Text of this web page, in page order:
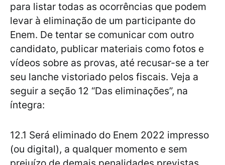
para listar todas as ocorrências que podem
levar à eliminação de um participante do
Enem. De tentar se comunicar com outro
candidato, publicar materiais como fotos e
vídeos sobre as provas, até recusar-se a ter
seu lanche vistoriado pelos fiscais. Veja a
seguir a seção 12 “Das eliminações”, na
íntegra:
12.1 Será eliminado do Enem 2022 impresso
(ou digital), a qualquer momento e sem